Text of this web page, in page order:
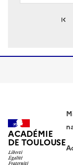
S'abonner à
ACADÉMIE
DE TOULOUSE